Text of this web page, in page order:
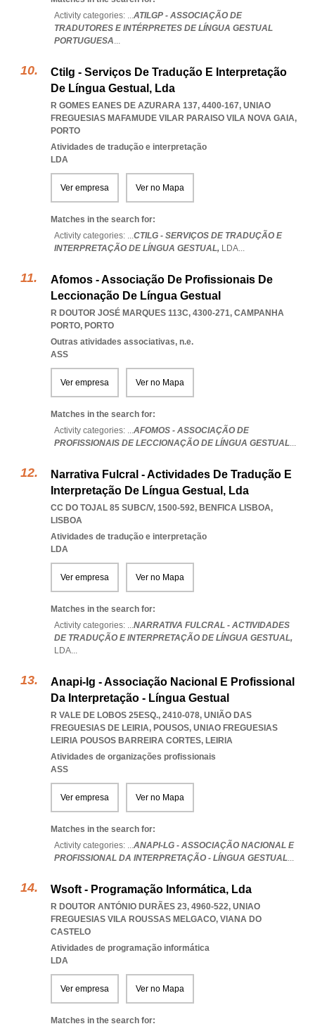
Activity categories: ...ATILGP - ASSOCIAÇÃO DE
TRADUTORES E INTÉRPRETES DE LÍNGUA GESTUAL
PORTUGUESA...
Ctilg - Serviços De Tradução E Interpretação
De Língua Gestual, Lda
R GOMES EANES DE AZURARA 137, 4400-167, UNIAO
FREGUESIAS MAFAMUDE VILAR PARAISO VILA NOVA GAIA,
PORTO
Atividades de tradução e interpretação
LDA
Ver empresa Ver no Mapa
Matches in the search for:
Activity categories: ...CTILG - SERVIÇOS DE TRADUÇÃO E
INTERPRETAÇÃO DE LÍNGUA GESTUAL, LDA...
Afomos - Associação De Profissionais De
Leccionação De Língua Gestual
R DOUTOR JOSÉ MARQUES 113C, 4300-271, CAMPANHA
PORTO, PORTO
Outras atividades associativas, n.e.
ASS
Ver empresa Ver no Mapa
Matches in the search for:
Activity categories: ...AFOMOS - ASSOCIAÇÃO DE
PROFISSIONAIS DE LECCIONAÇÃO DE LÍNGUA GESTUAL...
Narrativa Fulcral - Actividades De Tradução E
Interpretação De Língua Gestual, Lda
CC DO TOJAL 85 SUBC/V, 1500-592, BENFICA LISBOA,
LISBOA
Atividades de tradução e interpretação
LDA
Ver empresa Ver no Mapa
Matches in the search for:
Activity categories: ...NARRATIVA FULCRAL - ACTIVIDADES
DE TRADUÇÃO E INTERPRETAÇÃO DE LÍNGUA GESTUAL,
LDA...
Anapi-lg - Associação Nacional E Profissional
Da Interpretação - Língua Gestual
R VALE DE LOBOS 25ESQ., 2410-078, UNIÃO DAS
FREGUESIAS DE LEIRIA, POUSOS, UNIAO FREGUESIAS
LEIRIA POUSOS BARREIRA CORTES, LEIRIA
Atividades de organizações profissionais
ASS
Ver empresa Ver no Mapa
Matches in the search for:
Activity categories: ...ANAPI-LG - ASSOCIAÇÃO NACIONAL E
PROFISSIONAL DA INTERPRETAÇÃO - LÍNGUA GESTUAL...
Wsoft - Programação Informática, Lda
R DOUTOR ANTÓNIO DURÃES 23, 4960-522, UNIAO
FREGUESIAS VILA ROUSSAS MELGACO, VIANA DO
CASTELO
Atividades de programação informática
LDA
Ver empresa Ver no Mapa
Matches in the search for: